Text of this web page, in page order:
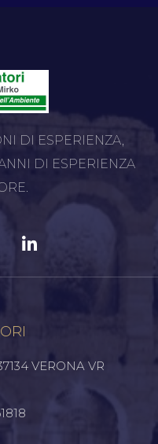
DI ESPERIENZA,
DI ESPERIENZA
VERONA VR